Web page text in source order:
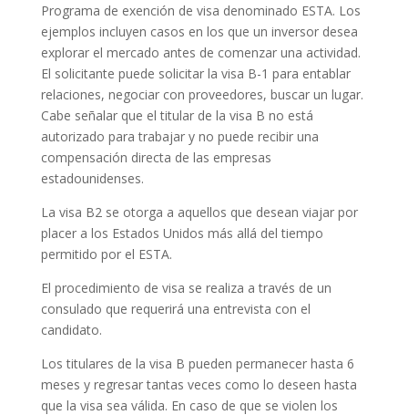
Programa de exención de visa denominado ESTA. Los
ejemplos incluyen casos en los que un inversor desea
explorar el mercado antes de comenzar una actividad.
El solicitante puede solicitar la visa B-1 para entablar
relaciones, negociar con proveedores, buscar un lugar.
Cabe señalar que el titular de la visa B no está
autorizado para trabajar y no puede recibir una
compensación directa de las empresas
estadounidenses.
La visa B2 se otorga a aquellos que desean viajar por
placer a los Estados Unidos más allá del tiempo
permitido por el ESTA.
El procedimiento de visa se realiza a través de un
consulado que requerirá una entrevista con el
candidato.
Los titulares de la visa B pueden permanecer hasta 6
meses y regresar tantas veces como lo deseen hasta
que la visa sea válida. En caso de que se violen los